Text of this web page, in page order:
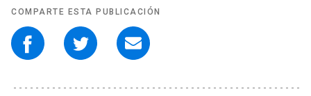
COMPARTE ESTA PUBLICACIÓN